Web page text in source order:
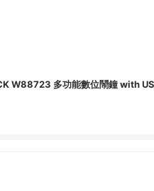
W88723 多功能數位鬧鐘 with